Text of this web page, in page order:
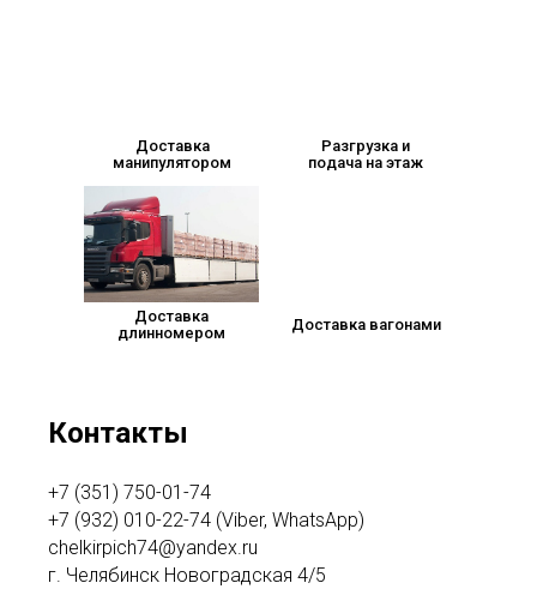
Доставка
манипулятором
Доставка
длинномером
Разгрузка и
подача на этаж
Доставка вагонами
Контакты
+7 (351) 750-01-74
+7 (932) 010-22-74 (Viber, WhatsApp)
chelkirpich74@yandex.ru
г. Челябинск Новоградская 4/5